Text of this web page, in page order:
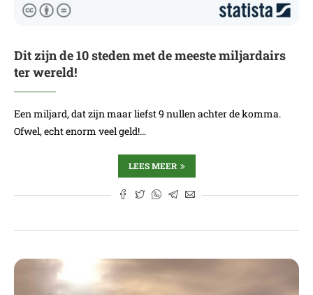
Dit zijn de 10 steden met de meeste miljardairs
ter wereld!
Een miljard, dat zijn maar liefst 9 nullen achter de komma.
Ofwel, echt enorm veel geld!…
LEES MEER